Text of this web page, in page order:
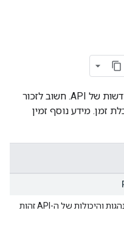
גרסאות Preview שכוללות יכולות חדשות של API. חשוב לזכור
זמן. מידע נוסף זמין
לא הוגדרה גרסת תצוגה מקדימה. ההתנהגות והיכולות של ה-API זהות